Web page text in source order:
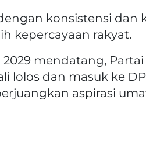
konsistensi dan
kepercayaan rakyat.
mendatang,
lolos dan masuk ke
aspirasi